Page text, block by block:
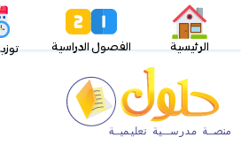
الرئيسية الفصول الدراسية توزيع